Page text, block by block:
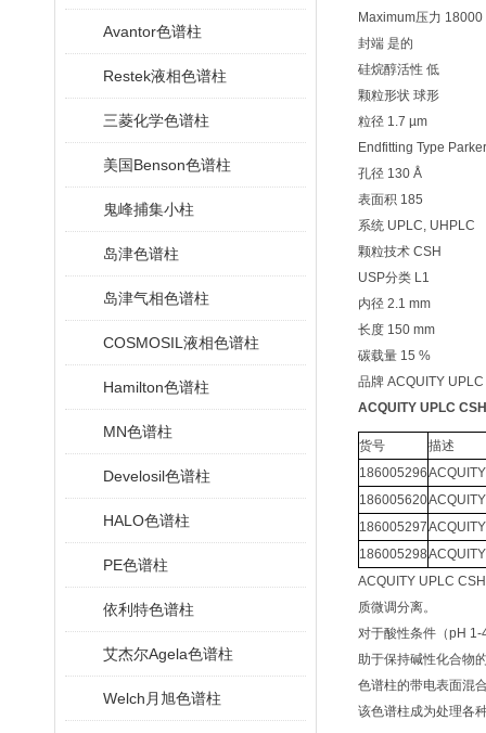
Avantor色谱柱
Restek液相色谱柱
三菱化学色谱柱
美国Benson色谱柱
鬼峰捕集小柱
岛津色谱柱
岛津气相色谱柱
COSMOSIL液相色谱柱
Hamilton色谱柱
MN色谱柱
Develosil色谱柱
HALO色谱柱
PE色谱柱
依利特色谱柱
艾杰尔Agela色谱柱
Welch月旭色谱柱
Maximum压力
封端 是的
硅烷醇活性 低
颗粒形状 球形
粒径 1.7 µm
Endfitting Type
孔径 130 Å
表面积 185
系统 UPLC, UHPLC
颗粒技术 CSH
USP分类 L1
内径 2.1 mm
长度 150 mm
碳载量 15 %
品牌 ACQUITY UPLC
ACQUITY UPLC
货号
描述
186005296
186005620
186005297
186005298
ACQUITY UPLC
质微调分离。
对于酸性条件（pH
助于保持碱性化合物
色谱柱的带电表面混
该色谱柱成为处理各